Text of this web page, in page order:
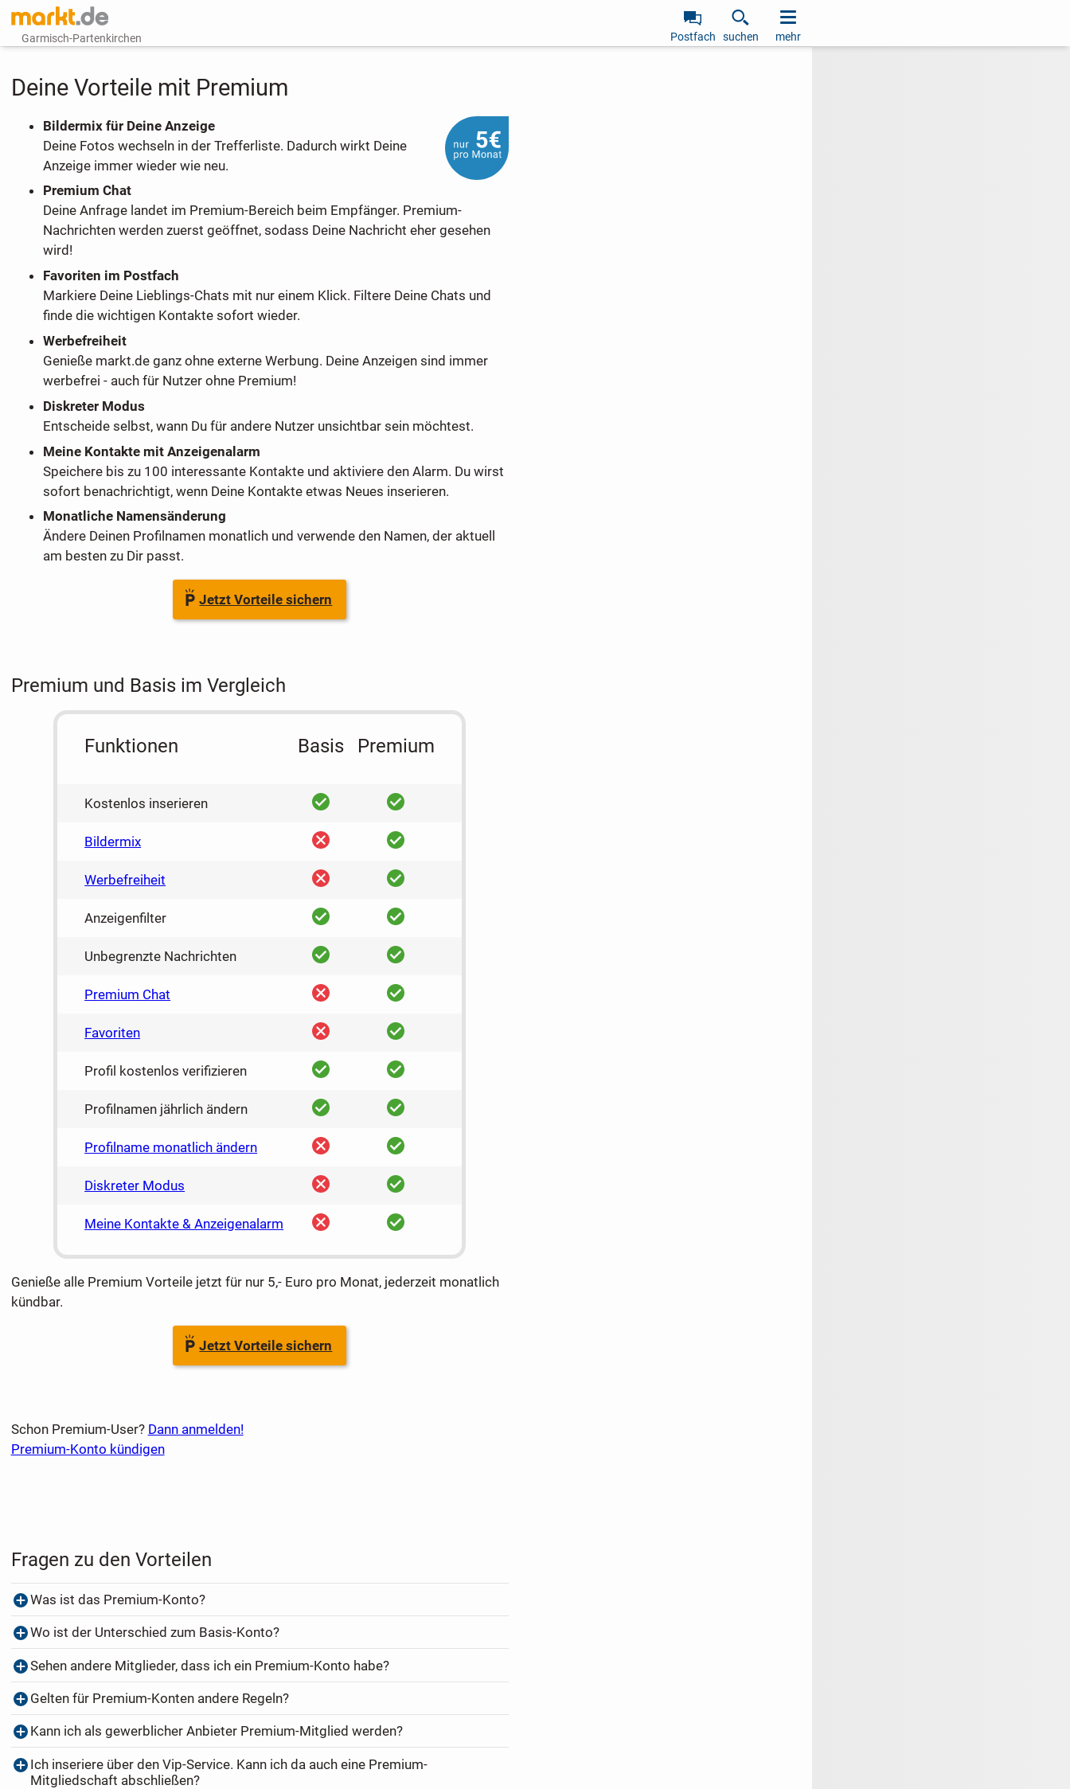
Garmisch-Partenkirchen Postfach suchen mehr
Deine Vorteile mit Premium
Bildermix für Deine Anzeige
Deine Fotos wechseln in der Trefferliste. Dadurch wirkt Deine
Anzeige immer wieder wie neu.
Premium Chat
Deine Anfrage landet im Premium-Bereich beim Empfänger. Premium-
Nachrichten werden zuerst geöffnet, sodass Deine Nachricht eher gesehen
wird!
Favoriten im Postfach
Markiere Deine Lieblings-Chats mit nur einem Klick. Filtere Deine Chats und
finde die wichtigen Kontakte sofort wieder.
Werbefreiheit
Genieße markt.de ganz ohne externe Werbung. Deine Anzeigen sind immer
werbefrei - auch für Nutzer ohne Premium!
Diskreter Modus
Entscheide selbst, wann Du für andere Nutzer unsichtbar sein möchtest.
Meine Kontakte mit Anzeigenalarm
Speichere bis zu 100 interessante Kontakte und aktiviere den Alarm. Du wirst
sofort benachrichtigt, wenn Deine Kontakte etwas Neues inserieren.
Monatliche Namensänderung
Ändere Deinen Profilnamen monatlich und verwende den Namen, der aktuell
am besten zu Dir passt.
Jetzt Vorteile sichern
Premium und Basis im Vergleich
Funktionen Basis Premium
Kostenlos inserieren ja ja
Bildermix nein ja
Werbefreiheit nein ja
Anzeigenfilter ja ja
Unbegrenzte Nachrichten ja ja
Premium Chat nein ja
Favoriten nein ja
Profil kostenlos verifizieren ja ja
Profilnamen jährlich ändern ja ja
Profilname monatlich ändern nein ja
Diskreter Modus nein ja
Meine Kontakte & Anzeigenalarm nein ja
Genieße alle Premium Vorteile jetzt für nur 5,- Euro pro Monat, jederzeit monatlich
kündbar.
Jetzt Vorteile sichern
Schon Premium-User? Dann anmelden!
Premium-Konto kündigen
Fragen zu den Vorteilen
Was ist das Premium-Konto?
Wo ist der Unterschied zum Basis-Konto?
Sehen andere Mitglieder, dass ich ein Premium-Konto habe?
Gelten für Premium-Konten andere Regeln?
Kann ich als gewerblicher Anbieter Premium-Mitglied werden?
Ich inseriere über den Vip-Service. Kann ich da auch eine Premium-
Mitgliedschaft abschließen?